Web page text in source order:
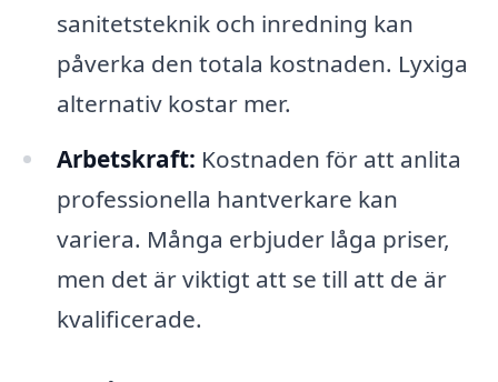
sanitetsteknik och inredning kan
påverka den totala kostnaden. Lyxiga
alternativ kostar mer.
Arbetskraft: Kostnaden för att anlita
professionella hantverkare kan
variera. Många erbjuder låga priser,
men det är viktigt att se till att de är
kvalificerade.